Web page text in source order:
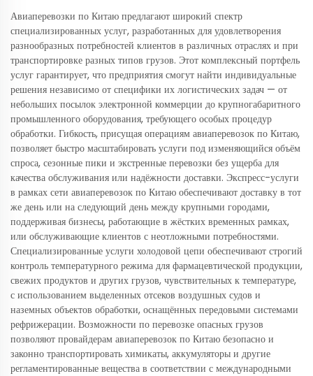
Авиаперевозки по Китаю предлагают широкий спектр
специализированных услуг, разработанных для удовлетворения
разнообразных потребностей клиентов в различных отраслях и при
транспортировке разных типов грузов. Этот комплексный портфель
услуг гарантирует, что предприятия смогут найти индивидуальные
решения независимо от специфики их логистических задач — от
небольших посылок электронной коммерции до крупногабаритного
промышленного оборудования, требующего особых процедур
обработки. Гибкость, присущая операциям авиаперевозок по Китаю,
позволяет быстро масштабировать услуги под изменяющийся объём
спроса, сезонные пики и экстренные перевозки без ущерба для
качества обслуживания или надёжности доставки. Экспресс-услуги
в рамках сети авиаперевозок по Китаю обеспечивают доставку в тот
же день или на следующий день между крупными городами,
поддерживая бизнесы, работающие в жёстких временных рамках,
или обслуживающие клиентов с неотложными потребностями.
Специализированные услуги холодовой цепи обеспечивают строгий
контроль температурного режима для фармацевтической продукции,
свежих продуктов и других грузов, чувствительных к температуре,
с использованием выделенных отсеков воздушных судов и
наземных объектов обработки, оснащённых передовыми системами
рефрижерации. Возможности по перевозке опасных грузов
позволяют провайдерам авиаперевозок по Китаю безопасно и
законно транспортировать химикаты, аккумуляторы и другие
регламентированные вещества в соответствии с международными